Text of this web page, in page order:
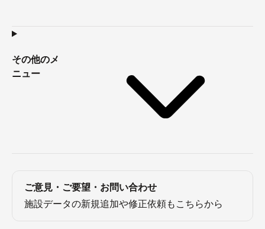
その他のメ
ニュー
ご意見・ご要望・お問い合わせ
施設データの新規追加や修正依頼もこちらから